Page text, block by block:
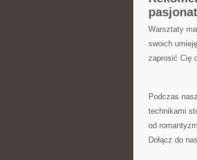
Warsztaty
swoich
zaprosić Cię
Podczas
technikami
od
​Dołącz do